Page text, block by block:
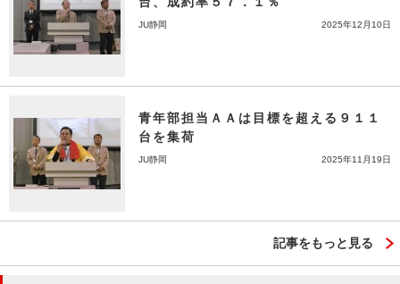
JU静岡 2025年12月10日
青年部担当ＡＡは目標を超える９１１
台を集荷
JU静岡 2025年11月19日
記事をもっと見る